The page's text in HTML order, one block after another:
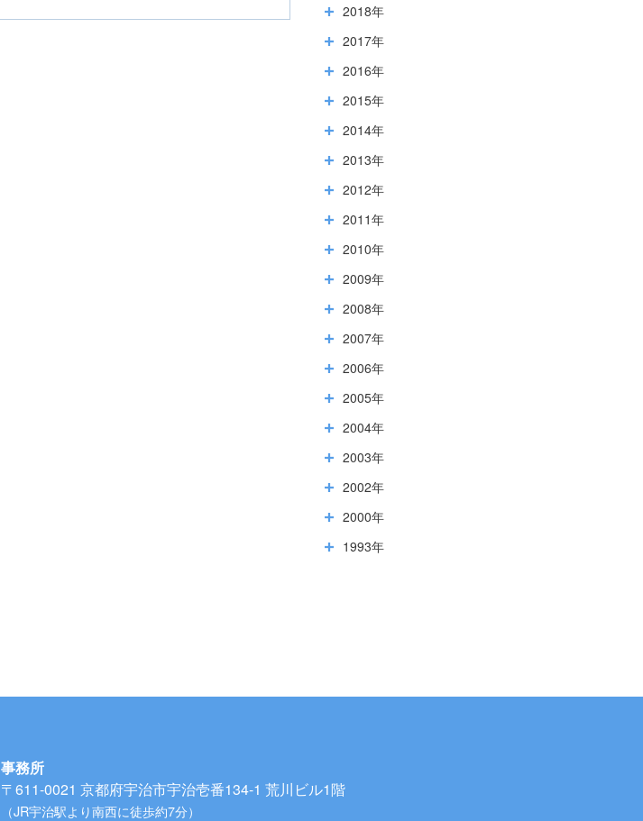
2018年
2017年
2016年
2015年
2014年
2013年
2012年
2011年
2010年
2009年
2008年
2007年
2006年
2005年
2004年
2003年
2002年
2000年
1993年
事務所
〒611-0021 京都府宇治市宇治壱番134-1 荒川ビル1階
（JR宇治駅より南西に徒歩約7分）